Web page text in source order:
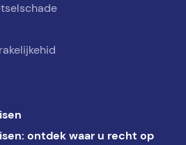
ontdek waar u recht op